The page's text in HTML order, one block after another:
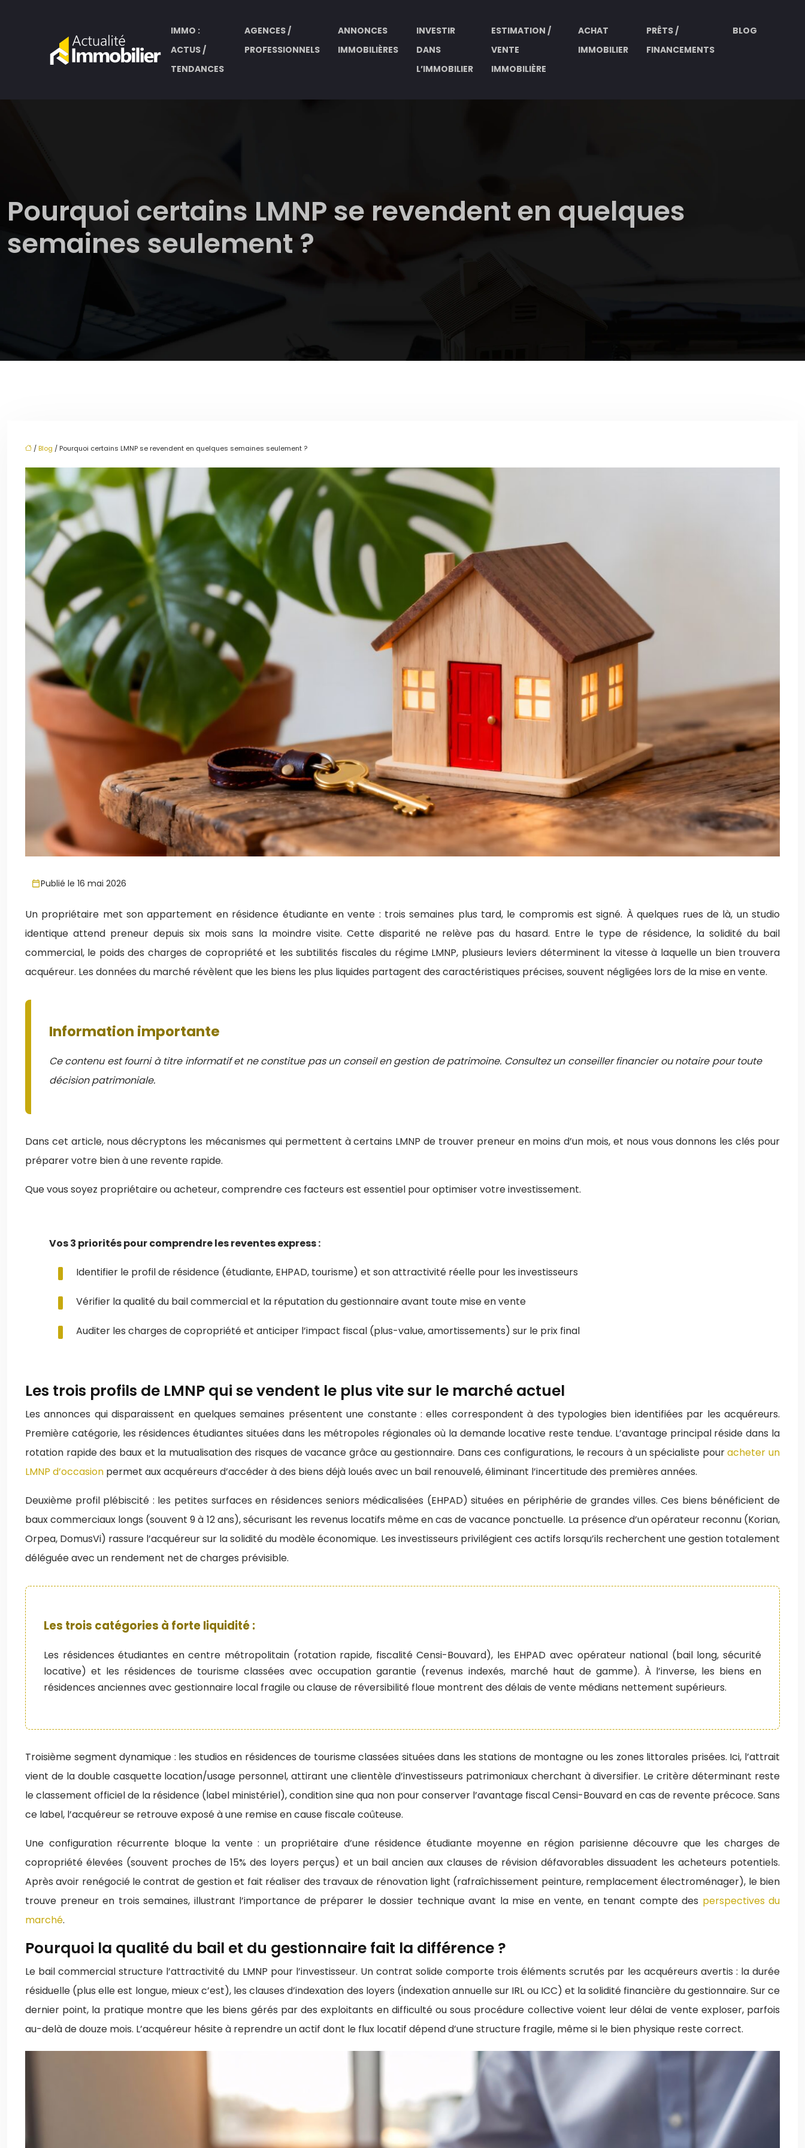
IMMO :
ACTUS /
TENDANCES
AGENCES /
PROFESSIONNELS
ANNONCES
IMMOBILIÈRES
INVESTIR
DANS
L’IMMOBILIER
ESTIMATION /
VENTE
IMMOBILIÈRE
ACHAT
IMMOBILIER
PRÊTS /
FINANCEMENTS
BLOG
Pourquoi certains LMNP se revendent en quelques
semaines seulement ?
/ Blog / Pourquoi certains LMNP se revendent en quelques semaines seulement ?
Publié le 16 mai 2026
Un propriétaire met son appartement en résidence étudiante en vente : trois semaines plus tard, le compromis est signé. À quelques rues de là, un studio
identique attend preneur depuis six mois sans la moindre visite. Cette disparité ne relève pas du hasard. Entre le type de résidence, la solidité du bail
commercial, le poids des charges de copropriété et les subtilités fiscales du régime LMNP, plusieurs leviers déterminent la vitesse à laquelle un bien trouvera
acquéreur. Les données du marché révèlent que les biens les plus liquides partagent des caractéristiques précises, souvent négligées lors de la mise en vente.
Information importante
Ce contenu est fourni à titre informatif et ne constitue pas un conseil en gestion de patrimoine. Consultez un conseiller financier ou notaire pour toute
décision patrimoniale.
Dans cet article, nous décryptons les mécanismes qui permettent à certains LMNP de trouver preneur en moins d’un mois, et nous vous donnons les clés pour
préparer votre bien à une revente rapide.
Que vous soyez propriétaire ou acheteur, comprendre ces facteurs est essentiel pour optimiser votre investissement.
Vos 3 priorités pour comprendre les reventes express :
Identifier le profil de résidence (étudiante, EHPAD, tourisme) et son attractivité réelle pour les investisseurs
Vérifier la qualité du bail commercial et la réputation du gestionnaire avant toute mise en vente
Auditer les charges de copropriété et anticiper l’impact fiscal (plus-value, amortissements) sur le prix final
Les trois profils de LMNP qui se vendent le plus vite sur le marché actuel
Les annonces qui disparaissent en quelques semaines présentent une constante : elles correspondent à des typologies bien identifiées par les acquéreurs.
Première catégorie, les résidences étudiantes situées dans les métropoles régionales où la demande locative reste tendue. L’avantage principal réside dans la
rotation rapide des baux et la mutualisation des risques de vacance grâce au gestionnaire. Dans ces configurations, le recours à un spécialiste pouracheter un
LMNP d’occasion permet aux acquéreurs d’accéder à des biens déjà loués avec un bail renouvelé, éliminant l’incertitude des premières années.
Deuxième profil plébiscité : les petites surfaces en résidences seniors médicalisées (EHPAD) situées en périphérie de grandes villes. Ces biens bénéficient de
baux commerciaux longs (souvent 9 à 12 ans), sécurisant les revenus locatifs même en cas de vacance ponctuelle. La présence d’un opérateur reconnu (Korian,
Orpea, DomusVi) rassure l’acquéreur sur la solidité du modèle économique. Les investisseurs privilégient ces actifs lorsqu’ils recherchent une gestion totalement
déléguée avec un rendement net de charges prévisible.
Les trois catégories à forte liquidité :
Les résidences étudiantes en centre métropolitain (rotation rapide, fiscalité Censi-Bouvard), les EHPAD avec opérateur national (bail long, sécurité
locative) et les résidences de tourisme classées avec occupation garantie (revenus indexés, marché haut de gamme). À l’inverse, les biens en
résidences anciennes avec gestionnaire local fragile ou clause de réversibilité floue montrent des délais de vente médians nettement supérieurs.
Troisième segment dynamique : les studios en résidences de tourisme classées situées dans les stations de montagne ou les zones littorales prisées. Ici, l’attrait
vient de la double casquette location/usage personnel, attirant une clientèle d’investisseurs patrimoniaux cherchant à diversifier. Le critère déterminant reste
le classement officiel de la résidence (label ministériel), condition sine qua non pour conserver l’avantage fiscal Censi-Bouvard en cas de revente précoce. Sans
ce label, l’acquéreur se retrouve exposé à une remise en cause fiscale coûteuse.
Une configuration récurrente bloque la vente : un propriétaire d’une résidence étudiante moyenne en région parisienne découvre que les charges de
copropriété élevées (souvent proches de 15% des loyers perçus) et un bail ancien aux clauses de révision défavorables dissuadent les acheteurs potentiels.
Après avoir renégocié le contrat de gestion et fait réaliser des travaux de rénovation light (rafraîchissement peinture, remplacement électroménager), le bien
trouve preneur en trois semaines, illustrant l’importance de préparer le dossier technique avant la mise en vente, en tenant compte des perspectives du
marché.
Pourquoi la qualité du bail et du gestionnaire fait la différence ?
Le bail commercial structure l’attractivité du LMNP pour l’investisseur. Un contrat solide comporte trois éléments scrutés par les acquéreurs avertis : la durée
résiduelle (plus elle est longue, mieux c’est), les clauses d’indexation des loyers (indexation annuelle sur IRL ou ICC) et la solidité financière du gestionnaire. Sur ce
dernier point, la pratique montre que les biens gérés par des exploitants en difficulté ou sous procédure collective voient leur délai de vente exploser, parfois
au-delà de douze mois. L’acquéreur hésite à reprendre un actif dont le flux locatif dépend d’une structure fragile, même si le bien physique reste correct.